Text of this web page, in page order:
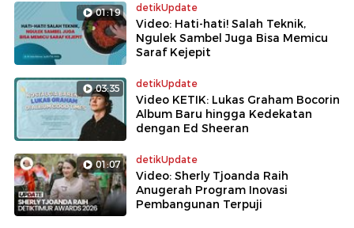
01:19 detikUpdate
Video: Hati-hati! Salah Teknik,
Ngulek Sambel Juga Bisa Memicu
Saraf Kejepit
03:35 detikUpdate
Video KETIK: Lukas Graham Bocorin
Album Baru hingga Kedekatan
dengan Ed Sheeran
01:07 detikUpdate
Video: Sherly Tjoanda Raih
Anugerah Program Inovasi
Pembangunan Terpuji